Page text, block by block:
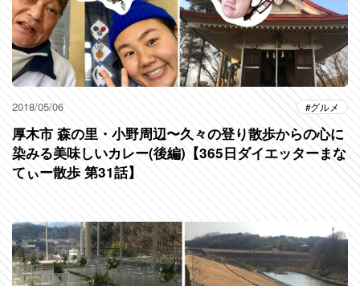
2018/05/06 グルメ
厚木市 森の里・小野周辺〜久々の登り散歩からの心に
染みる美味しいカレー(後編)【365日ダイエッターまな
てぃー散歩 第31話】